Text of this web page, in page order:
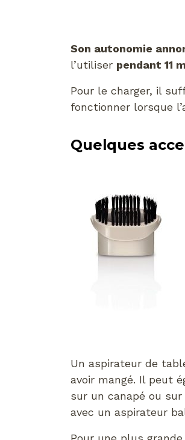
Son autonomie
l’utiliser pendant 11
Pour le charger, il
fonctionner lorsque
Quelques
Un aspirateur de
avoir mangé. Il peut
sur un canapé ou
avec un aspirateur